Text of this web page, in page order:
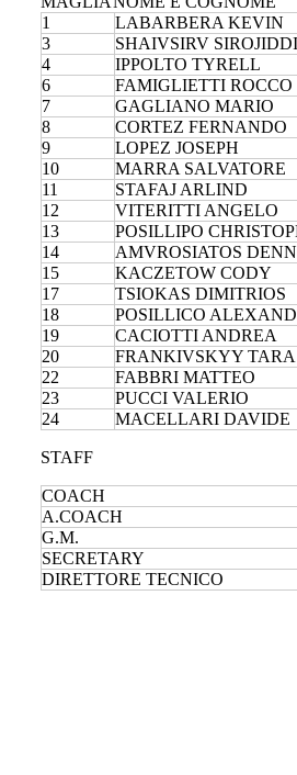
1
LABARBERA KEVIN
3
SHAIVSIRV
4
IPPOLTO TYRELL
6
FAMIGLIETTI ROCCO
7
GAGLIANO MARIO
8
CORTEZ FERNANDO
9
LOPEZ JOSEPH
10
MARRA SALVATORE
11
STAFAJ ARLIND
12
VITERITTI ANGELO
13
POSILLIPO
14
AMVROSIATOS
15
KACZETOW CODY
17
TSIOKAS DIMITRIOS
18
POSILLICO
19
CACIOTTI ANDREA
20
FRANKIVSKYY
22
FABBRI MATTEO
23
PUCCI VALERIO
24
MACELLARI DAVIDE
STAFF
COACH
A.COACH
G.M.
SECRETARY
DIRETTORE TECNICO